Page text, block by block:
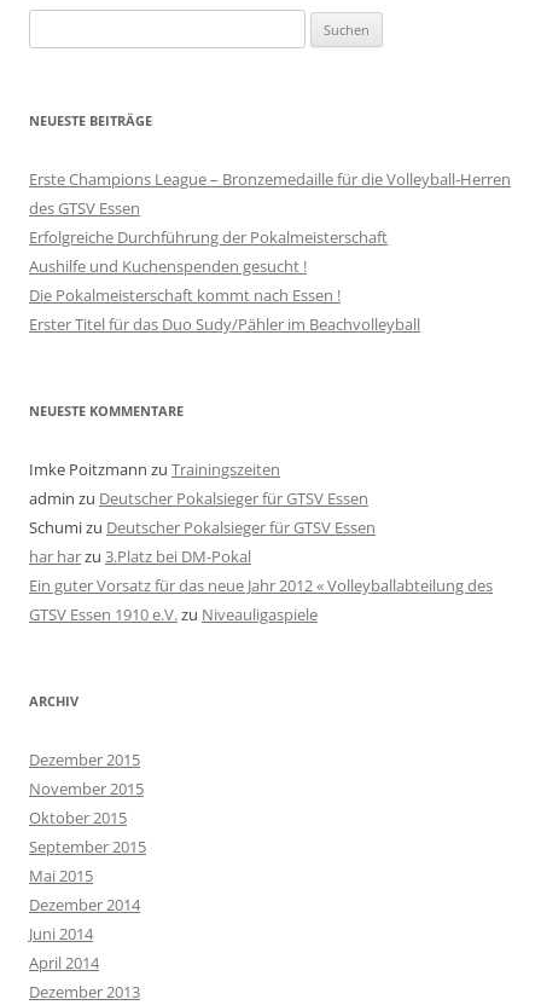
nach:
NEUESTE BEITRÄGE
Erste Champions League – Bronzemedaille für die Volleyball-Herren
des GTSV Essen
Erfolgreiche Durchführung der Pokalmeisterschaft
Aushilfe und Kuchenspenden gesucht !
Die Pokalmeisterschaft kommt nach Essen !
Erster Titel für das Duo Sudy/Pähler im Beachvolleyball
NEUESTE KOMMENTARE
Imke Poitzmann zu Trainingszeiten
admin zu Deutscher Pokalsieger für GTSV Essen
Schumizu Deutscher Pokalsieger für GTSV Essen
har harzu 3.Platz bei DM-Pokal
Ein guter Vorsatz für das neue Jahr 2012 « Volleyballabteilung des
GTSV Essen 1910 e.V. zu Niveauligaspiele
ARCHIV
Dezember 2015
November 2015
Oktober 2015
September 2015
Mai 2015
Dezember 2014
Juni 2014
April 2014
Dezember 2013